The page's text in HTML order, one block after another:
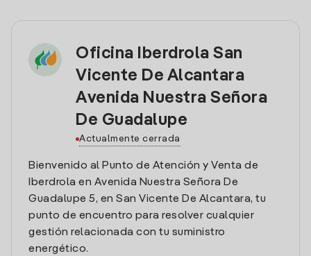
Oficina Iberdrola San
Vicente De Alcantara
Avenida Nuestra Señora
De Guadalupe
Actualmente cerrada
Bienvenido al Punto de Atención y Venta de
Iberdrola en Avenida Nuestra Señora De
Guadalupe 5, en San Vicente De Alcantara, tu
punto de encuentro para resolver cualquier
gestión relacionada con tu suministro
energético.